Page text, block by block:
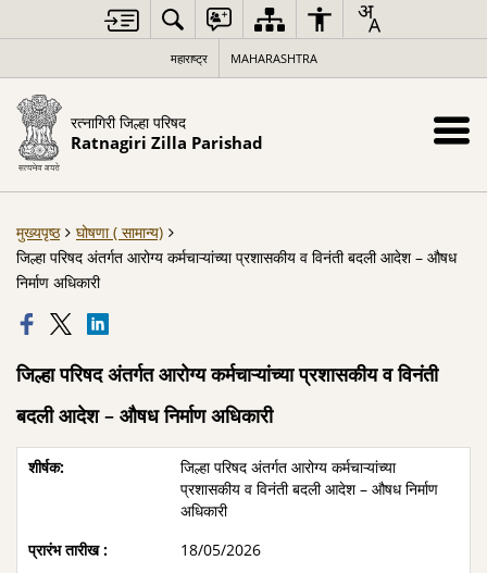
महाराष्ट्र MAHARASHTRA
रत्नागिरी जिल्हा परिषद
Ratnagiri Zilla Parishad
मुख्यपृष्ठ
घोषणा ( सामान्य)
जिल्हा परिषद अंतर्गत आरोग्य कर्मचाऱ्यांच्या प्रशासकीय व विनंती बदली आदेश – औषध
निर्माण अधिकारी
जिल्हा परिषद अंतर्गत आरोग्य कर्मचाऱ्यांच्या प्रशासकीय व विनंती
बदली आदेश – औषध निर्माण अधिकारी
जिल्हा परिषद अंतर्गत आरोग्य कर्मचाऱ्यांच्या
प्रशासकीय व विनंती बदली आदेश – औषध निर्माण
अधिकारी
18/05/2026